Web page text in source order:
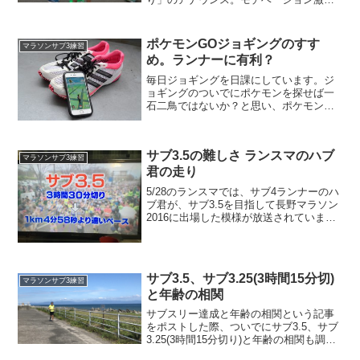
は、熾烈を極めました。タイムは1時間59
分48秒。最後は執念で...
マラソンサブ3練習
ポケモンGOジョギングのすす
め。ランナーに有利？
毎日ジョギングを日課にしています。ジ
ョギングのついでにポケモンを探せば一
石二鳥ではないか？と思い、ポケモンGO
マラソンサブ3練習
サブ3.5の難しさ ランスマのハブ
君の走り
5/28のランスマでは、サブ4ランナーのハ
ブ君が、サブ3.5を目指して長野マラソン
2016に出場した模様が放送されていまし
マラソンサブ3練習
サブ3.5、サブ3.25(3時間15分切)
と年齢の相関
サブスリー達成と年齢の相関という記事
をポストした際、ついでにサブ3.5、サブ
3.25(3時間15分切り)と年齢の相関も調べ